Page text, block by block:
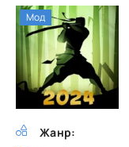
Жанр:
Мод